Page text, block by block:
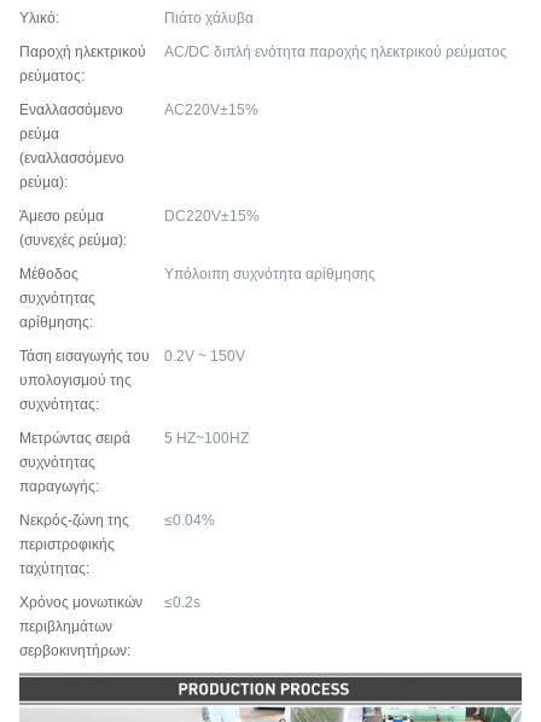
Υλικό:
Πιάτο χάλυβα
Παροχή ηλεκτρικού
ρεύματος:
AC/DC διπλή ενότητα παροχής ηλεκτρικού ρεύματος
Εναλλασσόμενο
ρεύμα
(εναλλασσόμενο
ρεύμα):
AC220V±15%
Άμεσο ρεύμα
(συνεχές ρεύμα):
DC220V±15%
Μέθοδος
συχνότητας
αρίθμησης:
Υπόλοιπη συχνότητα αρίθμησης
Τάση εισαγωγής του
υπολογισμού της
συχνότητας:
0.2V ~ 150V
Μετρώντας σειρά
συχνότητας
παραγωγής:
5 HZ~100HZ
Νεκρός-ζώνη της
περιστροφικής
ταχύτητας:
≤0.04%
Χρόνος μονωτικών
περιβλημάτων
σερβοκινητήρων:
≤0.2s